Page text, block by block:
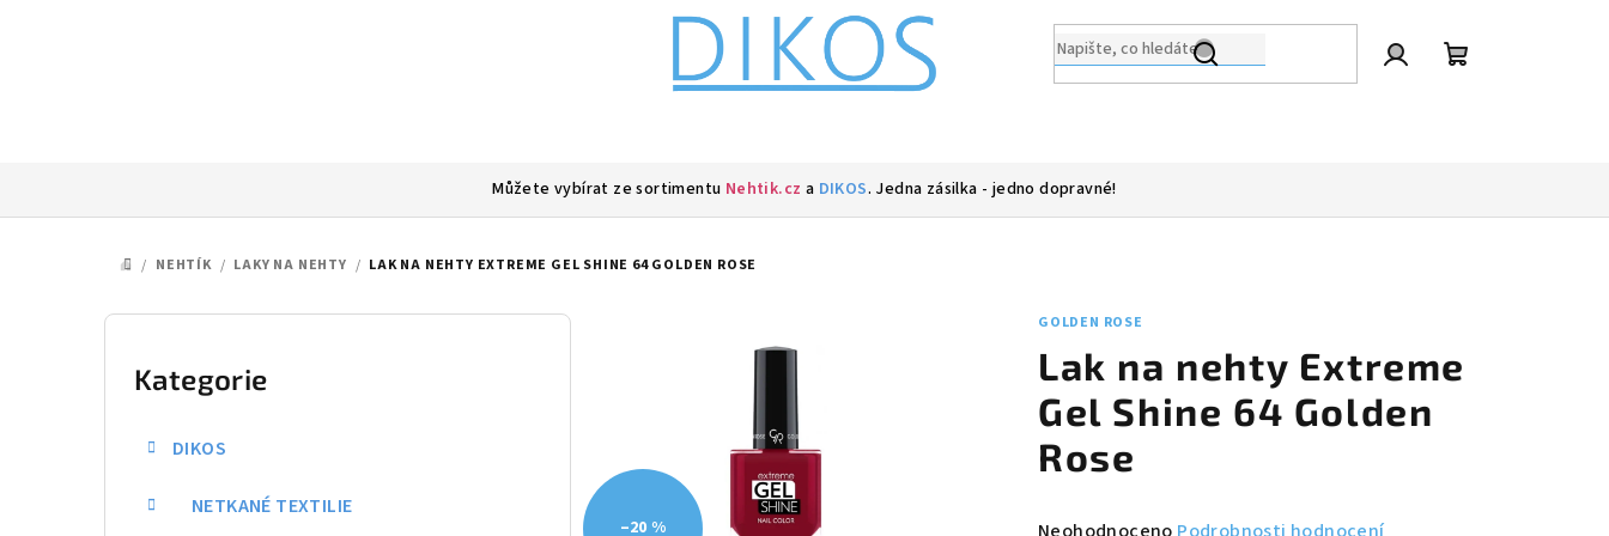
Můžete vybírat ze sortimentu Nehtik.cz a DIKOS. Jedna zásilka - jedno dopravné!
DOMŮ
/ NEHTÍK / LAKY NA NEHTY / LAK NA NEHTY EXTREME GEL SHINE 64 GOLDEN ROSE
P
Přeskočit
kategorie
Kategorie
DIKOS
NETKANÉ TEXTILIE
GOLDEN ROSE
Lak na nehty Extreme
Gel Shine 64 Golden
Rose
Průměrné
–20 %